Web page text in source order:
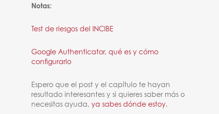
Notas:
Test de riesgos del INCIBE
Google Authenticator, qué es y cómo
configurarlo
Espero que el post y el capítulo te hayan
resultado interesantes y si quieres saber más o
necesitas ayuda,ya sabes dónde estoy.